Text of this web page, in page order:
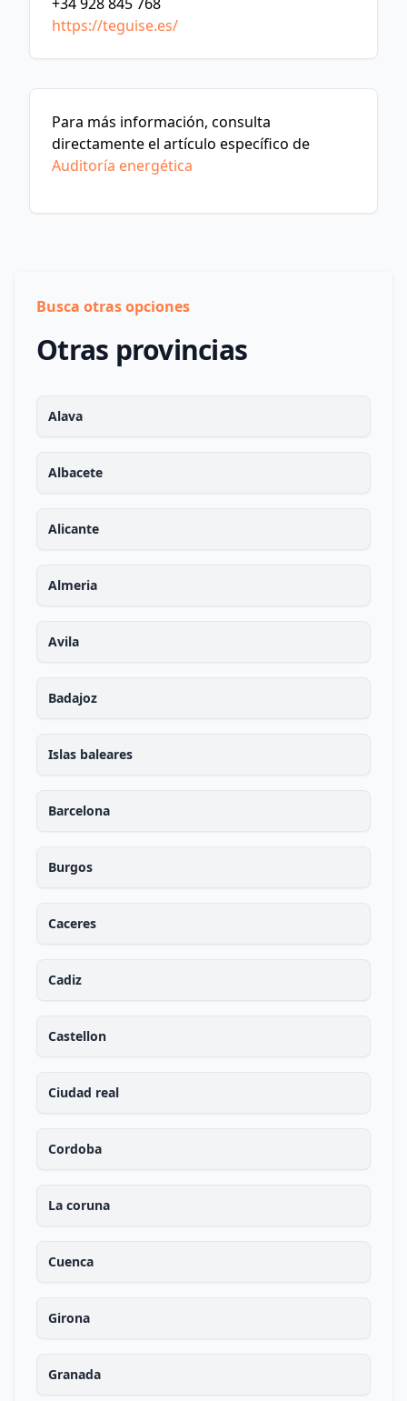
https://teguise.es/
Para más información, consulta
directamente el artículo específico de
Auditoría energética
Busca otras opciones
Otras provincias
Alava
Albacete
Alicante
Almeria
Avila
Badajoz
Islas baleares
Barcelona
Burgos
Caceres
Cadiz
Castellon
Ciudad real
Cordoba
La coruna
Cuenca
Girona
Granada